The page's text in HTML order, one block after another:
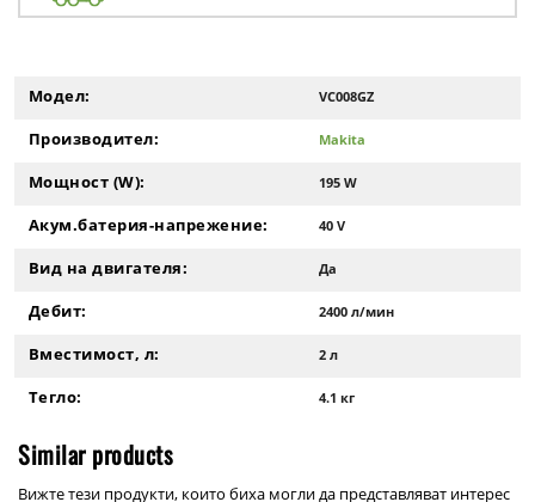
Модел: VC008GZ
Производител: Makita
Мощност (W): 195 W
Акум.батерия-напрежение: 40 V
Вид на двигателя: Да
Дебит: 2400 л/мин
Вместимост, л: 2 л
Тегло: 4.1 кг
Similar products
Вижте тези продукти, които биха могли да представляват интерес